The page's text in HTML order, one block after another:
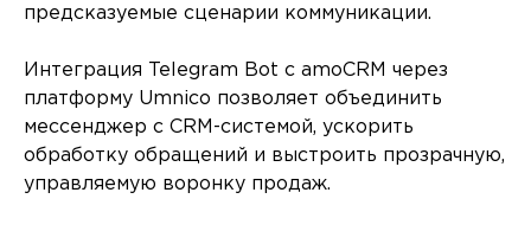
предсказуемые сценарии коммуникации.
Интеграция Telegram Bot с amoCRM через
платформу Umnico позволяет объединить
мессенджер с CRM-системой, ускорить
обработку обращений и выстроить прозрачную,
управляемую воронку продаж.